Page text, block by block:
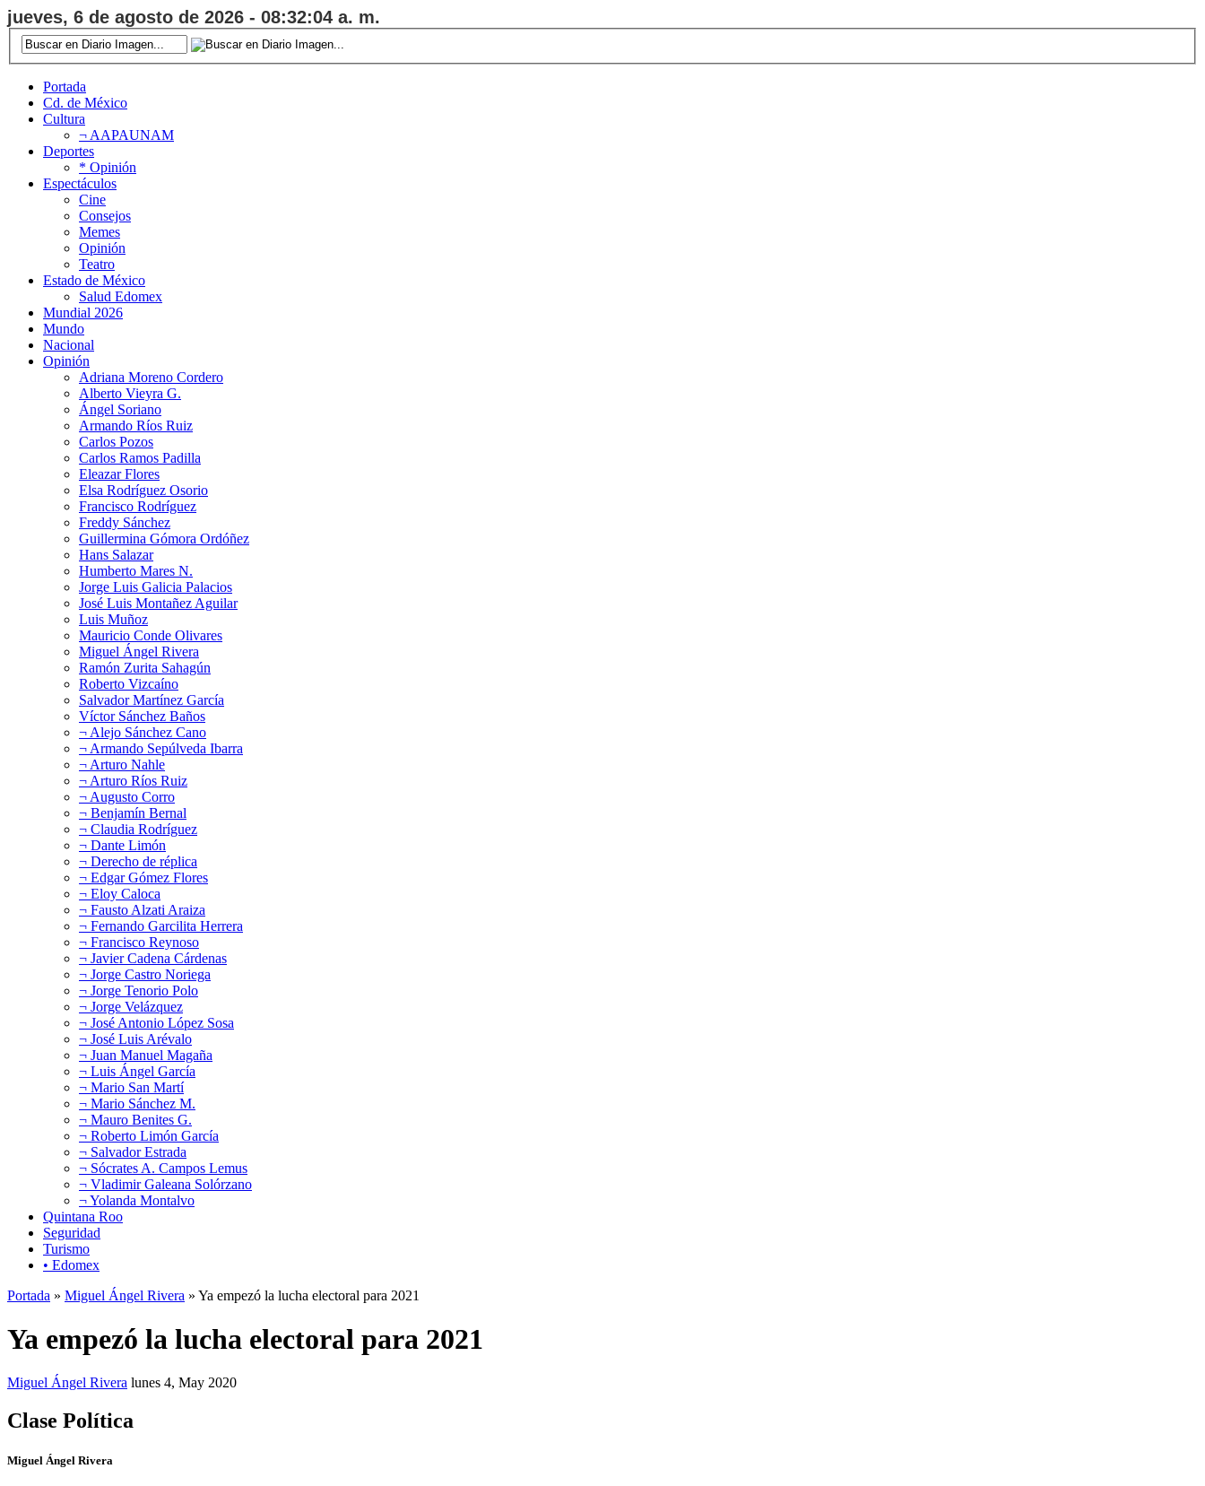
jueves, 6 de agosto de 2026 - 08:32:05 a. m.
Portada
Cd. de México
Cultura
¬ AAPAUNAM
Deportes
* Opinión
Espectáculos
Cine
Consejos
Memes
Opinión
Teatro
Estado de México
Salud Edomex
Mundial 2026
Mundo
Nacional
Opinión
Adriana Moreno Cordero
Alberto Vieyra G.
Ángel Soriano
Armando Ríos Ruiz
Carlos Pozos
Carlos Ramos Padilla
Eleazar Flores
Elsa Rodríguez Osorio
Francisco Rodríguez
Freddy Sánchez
Guillermina Gómora Ordóñez
Hans Salazar
Humberto Mares N.
Jorge Luis Galicia Palacios
José Luis Montañez Aguilar
Luis Muñoz
Mauricio Conde Olivares
Miguel Ángel Rivera
Ramón Zurita Sahagún
Roberto Vizcaíno
Salvador Martínez García
Víctor Sánchez Baños
¬ Alejo Sánchez Cano
¬ Armando Sepúlveda Ibarra
¬ Arturo Nahle
¬ Arturo Ríos Ruiz
¬ Augusto Corro
¬ Benjamín Bernal
¬ Claudia Rodríguez
¬ Dante Limón
¬ Derecho de réplica
¬ Edgar Gómez Flores
¬ Eloy Caloca
¬ Fausto Alzati Araiza
¬ Fernando Garcilita Herrera
¬ Francisco Reynoso
¬ Javier Cadena Cárdenas
¬ Jorge Castro Noriega
¬ Jorge Tenorio Polo
¬ Jorge Velázquez
¬ José Antonio López Sosa
¬ José Luis Arévalo
¬ Juan Manuel Magaña
¬ Luis Ángel García
¬ Mario San Martí
¬ Mario Sánchez M.
¬ Mauro Benites G.
¬ Roberto Limón García
¬ Salvador Estrada
¬ Sócrates A. Campos Lemus
¬ Vladimir Galeana Solórzano
¬ Yolanda Montalvo
Quintana Roo
Seguridad
Turismo
• Edomex
Portada » Miguel Ángel Rivera » Ya empezó la lucha electoral para 2021
Ya empezó la lucha electoral para 2021
Miguel Ángel Rivera lunes 4, May 2020
Clase Política
Miguel Ángel Rivera